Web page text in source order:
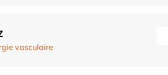
vasculaire